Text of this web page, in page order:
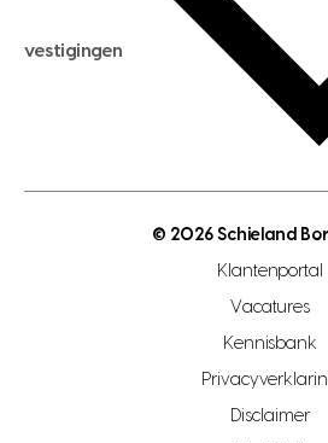
hypotheekadvies
maximale hypotheek berekenen
hypotheek bespaarcheck
gratis zoekprofiel aanmaken
open woningwaarde dag
vestigingen
makelaar regio zoetermeer
hypotheekshop regio den haag
hypotheekshop regio rotterdam
© 2026 Schieland
Klantenportal
Vacatures
Kennisbank
Disclaimer